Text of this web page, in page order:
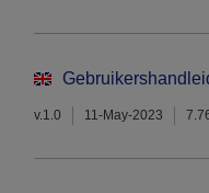
v.1.0 11-May-2023